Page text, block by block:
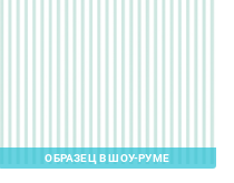
ОБРАЗЕЦ В ШОУ-РУМЕ